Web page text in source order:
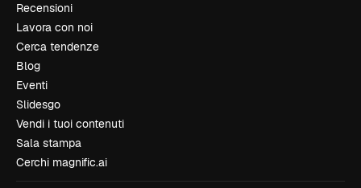
Recensioni
Lavora con noi
Cerca tendenze
Blog
Eventi
Slidesgo
Vendi i tuoi contenuti
Sala stampa
Cerchi magnific.ai